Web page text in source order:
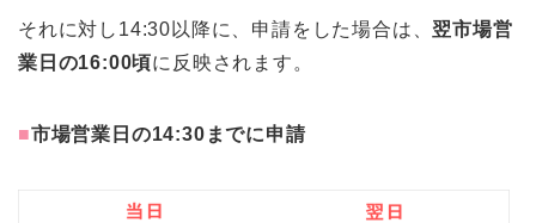
それに対し14:30以降に、申請をした場合は、 翌市場営
業日の16:00頃に反映されます。
■市場営業日の14:30までに申請